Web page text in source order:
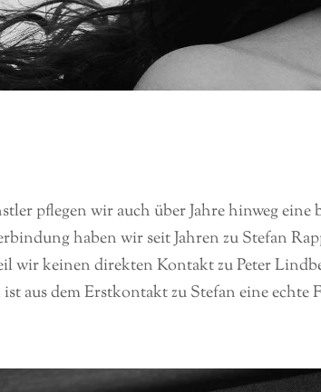
pflegen wir auch über Jahre hinweg eine
haben wir seit Jahren zu Stefan
wir keinen direkten Kontakt zu Peter
aus dem Erstkontakt zu Stefan eine echte